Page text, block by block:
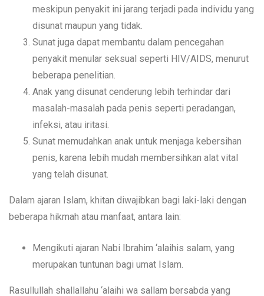
meskipun penyakit ini jarang terjadi pada individu yang
disunat maupun yang tidak.
Sunat juga dapat membantu dalam pencegahan
penyakit menular seksual seperti HIV/AIDS, menurut
beberapa penelitian.
Anak yang disunat cenderung lebih terhindar dari
masalah-masalah pada penis seperti peradangan,
infeksi, atau iritasi.
Sunat memudahkan anak untuk menjaga kebersihan
penis, karena lebih mudah membersihkan alat vital
yang telah disunat.
Dalam ajaran Islam, khitan diwajibkan bagi laki-laki dengan
beberapa hikmah atau manfaat, antara lain:
Mengikuti ajaran Nabi Ibrahim ‘alaihis salam, yang
merupakan tuntunan bagi umat Islam.
Rasullullah shallallahu ‘alaihi wa sallam bersabda yang